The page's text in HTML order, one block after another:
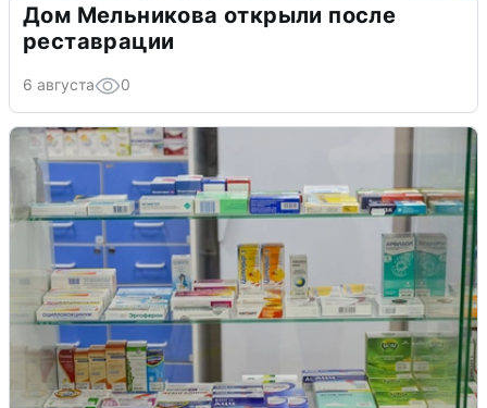
Дом Мельникова открыли после
реставрации
6 августа 0